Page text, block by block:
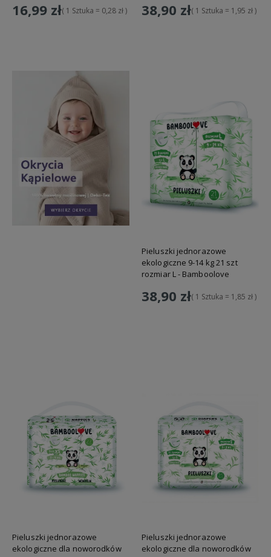
16,99 zł( 1 Sztuka = 0,28 zł ) 38,90 zł( 1 Sztuka = 1,95 zł )
Pieluszki jednorazowe
ekologiczne 9-14 kg 21 szt
rozmiar L - Bamboolove
38,90 zł( 1 Sztuka = 1,85 zł )
Pieluszki jednorazowe
ekologiczne dla noworodków
Pieluszki jednorazowe
ekologiczne dla noworodków